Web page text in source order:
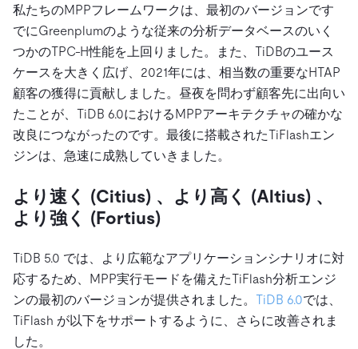
私たちのMPPフレームワークは、最初のバージョンです
でにGreenplumのような従来の分析データベースのいく
つかのTPC-H性能を上回りました。また、TiDBのユース
ケースを大きく広げ、2021年には、相当数の重要なHTAP
顧客の獲得に貢献しました。昼夜を問わず顧客先に出向い
たことが、TiDB 6.0におけるMPPアーキテクチャの確かな
改良につながったのです。最後に搭載されたTiFlashエン
ジンは、急速に成熟していきました。
より速く (Citius) 、より高く (Altius) 、
より強く (Fortius)
TiDB 5.0 では、より広範なアプリケーションシナリオに対
応するため、MPP実行モードを備えたTiFlash分析エンジ
ンの最初のバージョンが提供されました。 TiDB 6.0では、
TiFlash が以下をサポートするように、さらに改善されま
した。